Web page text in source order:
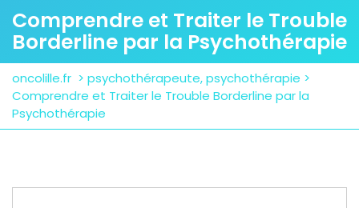
Comprendre et Traiter le Trouble
Borderline par la Psychothérapie
oncolille.fr > psychothérapeute,psychothérapie >
Comprendre et Traiter le Trouble Borderline par la
Psychothérapie